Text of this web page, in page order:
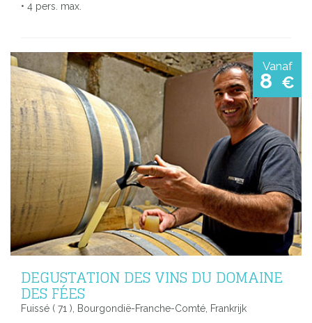
• 4 pers. max.
Vanaf
8 €
DEGUSTATION DES VINS DU DOMAINE
DES FÉES
Fuissé ( 71 ), Bourgondië-Franche-Comté, Frankrijk